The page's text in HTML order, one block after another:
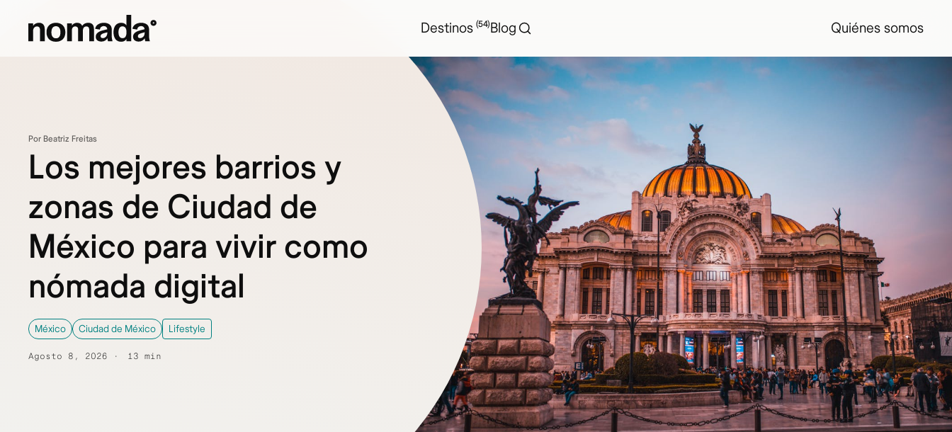
Destinos (54)Blog Quiénes somos
Por Beatriz Freitas
Los mejores barrios y
zonas de Ciudad de
México para vivir como
nómada digital
México Ciudad de México Lifestyle
Agosto 8, 2026 13 min